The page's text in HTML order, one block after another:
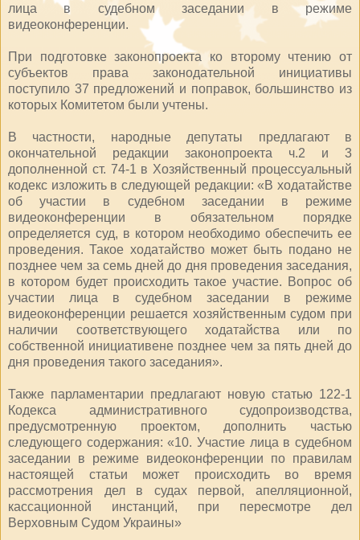
лица в судебном заседании в режиме
видеоконференции.
При подготовке законопроекта ко второму чтению от
субъектов права законодательной инициативы
поступило 37 предложений и поправок, большинство из
которых Комитетом были учтены.
В частности, народные депутаты предлагают в
окончательной редакции законопроекта ч.2 и 3
дополненной ст. 74-1 в Хозяйственный процессуальный
кодекс изложить в следующей редакции: «В ходатайстве
об участии в судебном заседании в режиме
видеоконференции в обязательном порядке
определяется суд, в котором необходимо обеспечить ее
проведения. Такое ходатайство может быть подано не
позднее чем за семь дней до дня проведения заседания,
в котором будет происходить такое участие. Вопрос об
участии лица в судебном заседании в режиме
видеоконференции решается хозяйственным судом при
наличии соответствующего ходатайства или по
собственной инициативене позднее чем за пять дней до
дня проведения такого заседания».
Также парламентарии предлагают новую статью 122-1
Кодекса административного судопроизводства,
предусмотренную проектом, дополнить частью
следующего содержания: «10. Участие лица в судебном
заседании в режиме видеоконференции по правилам
настоящей статьи может происходить во время
рассмотрения дел в судах первой, апелляционной,
кассационной инстанций, при пересмотре дел
Верховным Судом Украины»